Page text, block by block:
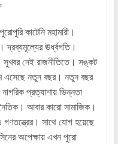
কাটেনি মহামারী।
দ্রব্যমূল্যের ঊর্ধ্বগতি।
সুখবর নেই রাজনীতিতে। সঙ্কট
এসেছে নতুন বছর। নতুন বছর
প্রত্যাশায় ভিন্নতা
আবার কারো সামাজিক।
গণতন্ত্রের। সাথে যোগ হয়েছে
অপেক্ষায় এখন পুরো